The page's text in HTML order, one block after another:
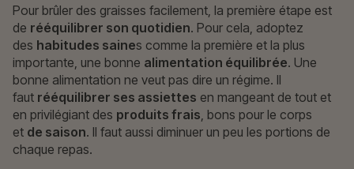
Pour brûler des graisses facilement, la première étape est
de rééquilibrer son quotidien. Pour cela, adoptez
des habitudes saines comme la première et la plus
importante, une bonne alimentation équilibrée. Une
bonne alimentation ne veut pas dire un régime. Il
faut rééquilibrer ses assiettes en mangeant de tout et
en privilégiant des produits frais , bons pour le corps
et de saison. Il faut aussi diminuer un peu les portions de
chaque repas.